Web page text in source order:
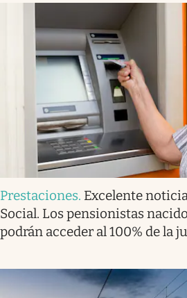
Prestaciones. Excelente
Social. Los pensionistas
podrán acceder al 100% de la